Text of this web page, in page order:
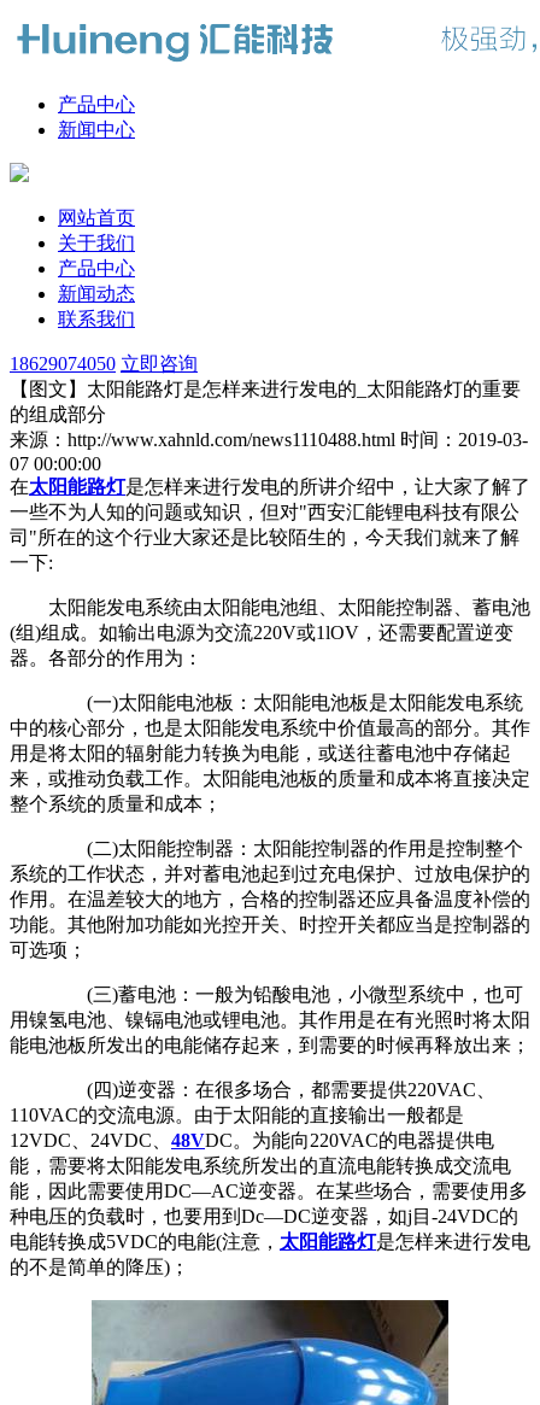
产品中心
新闻中心
网站首页
关于我们
产品中心
新闻动态
联系我们
18629074050 立即咨询
【图文】太阳能路灯是怎样来进行发电的_太阳能路灯的重要
的组成部分
来源：http://www.xahnld.com/news1110488.html 时间：2019-03-
07 00:00:00
在太阳能路灯是怎样来进行发电的所讲介绍中，让大家了解了
一些不为人知的问题或知识，但对"西安汇能锂电科技有限公
司"所在的这个行业大家还是比较陌生的，今天我们就来了解
一下:
太阳能发电系统由太阳能电池组、太阳能控制器、蓄电池
(组)组成。如输出电源为交流220V或1lOV，还需要配置逆变
器。各部分的作用为：
(一)太阳能电池板：太阳能电池板是太阳能发电系统
中的核心部分，也是太阳能发电系统中价值最高的部分。其作
用是将太阳的辐射能力转换为电能，或送往蓄电池中存储起
来，或推动负载工作。太阳能电池板的质量和成本将直接决定
整个系统的质量和成本；
(二)太阳能控制器：太阳能控制器的作用是控制整个
系统的工作状态，并对蓄电池起到过充电保护、过放电保护的
作用。在温差较大的地方，合格的控制器还应具备温度补偿的
功能。其他附加功能如光控开关、时控开关都应当是控制器的
可选项；
(三)蓄电池：一般为铅酸电池，小微型系统中，也可
用镍氢电池、镍镉电池或锂电池。其作用是在有光照时将太阳
能电池板所发出的电能储存起来，到需要的时候再释放出来；
(四)逆变器：在很多场合，都需要提供220VAC、
110VAC的交流电源。由于太阳能的直接输出一般都是
12VDC、24VDC、 48VDC。为能向220VAC的电器提供电
能，需要将太阳能发电系统所发出的直流电能转换成交流电
能，因此需要使用DC—AC逆变器。在某些场合，需要使用多
种电压的负载时，也要用到Dc—DC逆变器，如j目-24VDC的
电能转换成5VDC的电能(注意， 太阳能路灯是怎样来进行发电
的不是简单的降压)；